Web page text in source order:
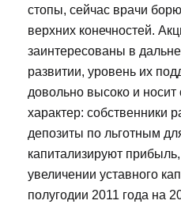
стопы, сейчас врачи
верхних конечностей.
заинтересованы в
развитии, уровень их
довольно высоко и
характер: собственники
депозиты по льготным
капитализируют
увеличении уставного
полугодии 2011 года на